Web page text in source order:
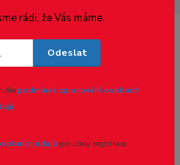
NS, výška 1,9 mm,
75
rádi, že Vás máme.
Odeslat
dlepodmínek zpracování osobních
.
údajů pro účely registrace.